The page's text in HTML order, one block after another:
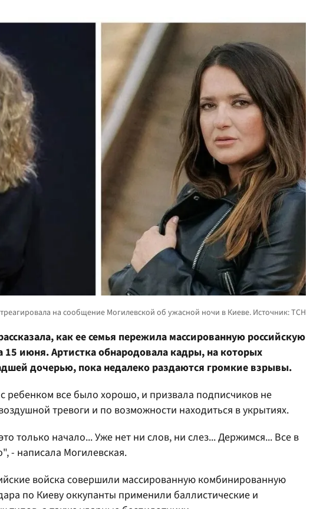
как ее семья пережила массированную российскую
15 июня. Артистка обнародовала кадры, на которых
дочерью, пока недалеко раздаются громкие взрывы.
ребенком все было хорошо, и призвала подписчиков не
тревоги и по возможности находиться в укрытиях.
только начало... Уже нет ни слов, ни слез... Держимся... Все в
- написала Могилевская.
войска совершили массированную комбинированную
по Киеву оккупанты применили баллистические и